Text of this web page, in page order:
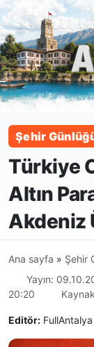
Şehir
Türkiye
Altın
Akdeniz
Ana sayfa » Şehir
Yayın:
20:20
Editör: FullAntalya